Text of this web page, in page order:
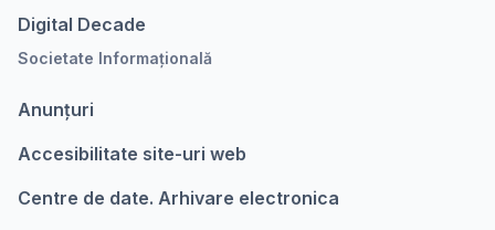
Digital Decade
Societate Informațională
Anunțuri
Accesibilitate site-uri web
Centre de date. Arhivare electronica